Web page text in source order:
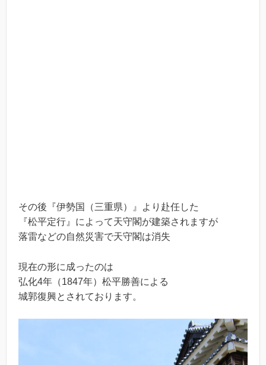
その後『伊勢国（三重県）』より赴任した
『松平定行』によって天守閣が建築されますが
落雷などの自然災害で天守閣は消失
現在の形に成ったのは
弘化4年（1847年）松平勝善による
城郭復興とされております。